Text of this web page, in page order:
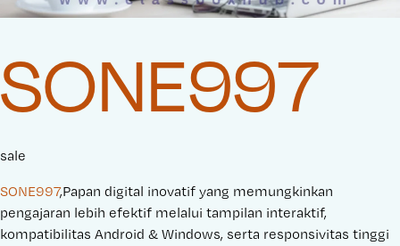
SONE997
sale
SONE997,Papan digital inovatif yang memungkinkan
pengajaran lebih efektif melalui tampilan interaktif,
kompatibilitas Android & Windows, serta responsivitas tinggi